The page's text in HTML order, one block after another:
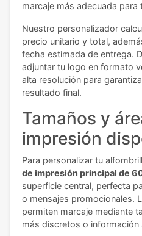
marcaje más adecuada
Nuestro personalizador
precio unitario y total,
fecha estimada de entrega.
adjuntar tu logo en formato
alta resolución para
resultado final.
Tamaños y
impresión
Para personalizar tu
de impresión principal de
superficie central, perfecta
o mensajes promocionales.
permiten marcaje mediante
más discretos o información